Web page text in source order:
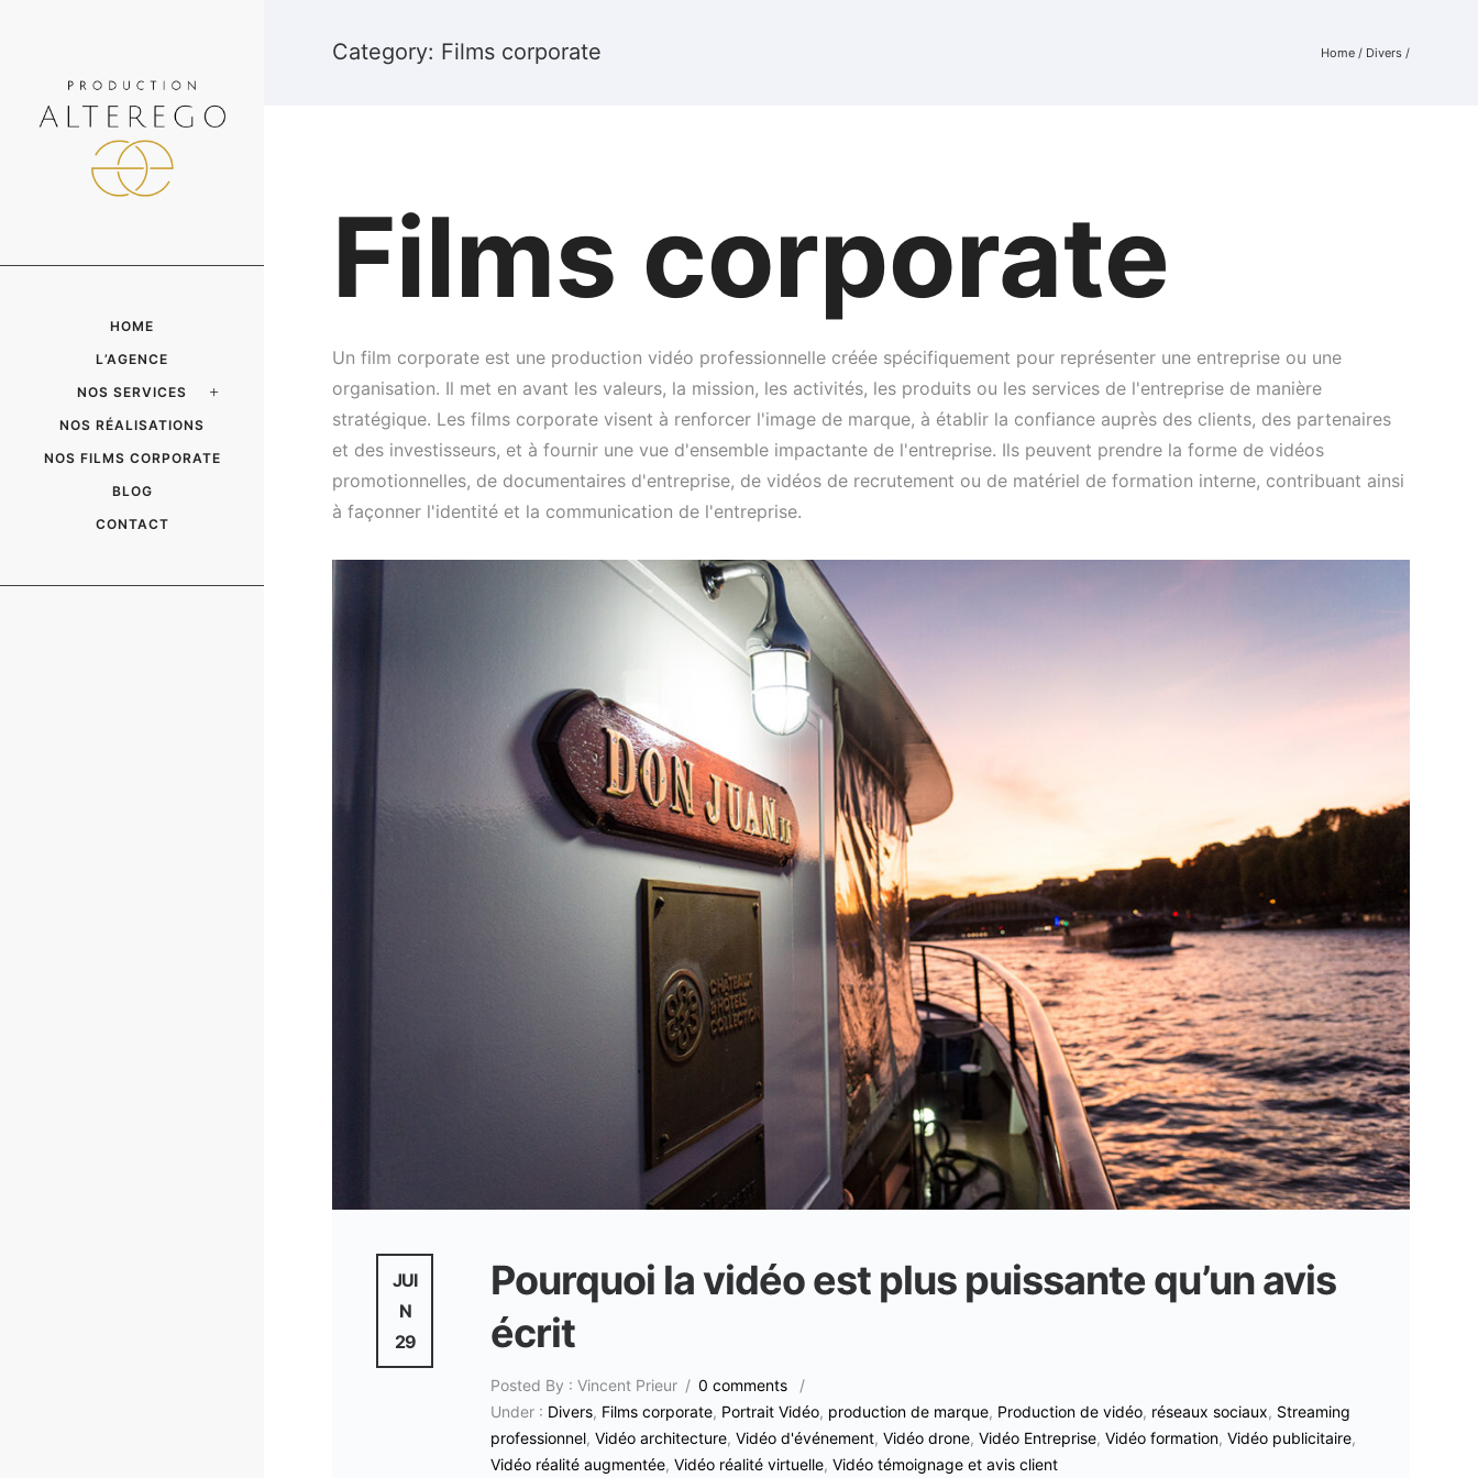
HOME
L’AGENCE
NOS SERVICES
NOS RÉALISATIONS
NOS FILMS CORPORATE
BLOG
CONTACT
Category: Films corporate Home / Divers /
Films corporate
Un film corporate est une production vidéo professionnelle créée spécifiquement pour représenter une entreprise ou une
organisation. Il met en avant les valeurs, la mission, les activités, les produits ou les services de l'entreprise de manière
stratégique. Les films corporate visent à renforcer l'image de marque, à établir la confiance auprès des clients, des partenaires
et des investisseurs, et à fournir une vue d'ensemble impactante de l'entreprise. Ils peuvent prendre la forme de vidéos
promotionnelles, de documentaires d'entreprise, de vidéos de recrutement ou de matériel de formation interne, contribuant ainsi
à façonner l'identité et la communication de l'entreprise.
JUI
N
29
Pourquoi la vidéo est plus puissante qu’un avis
écrit
Posted By : Vincent Prieur / 0 comments
/
Under : Divers, Films corporate, Portrait Vidéo, production de marque, Production de vidéo, réseaux sociaux, Streaming
professionnel, Vidéo architecture, Vidéo d'événement, Vidéo drone, Vidéo Entreprise, Vidéo formation, Vidéo publicitaire,
Vidéo réalité augmentée, Vidéo réalité virtuelle, Vidéo témoignage et avis client